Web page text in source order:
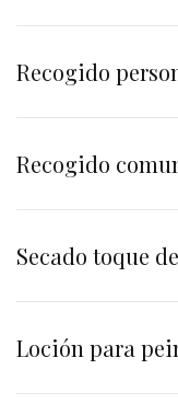
Recogido
Recogido
Secado toque
Loción para